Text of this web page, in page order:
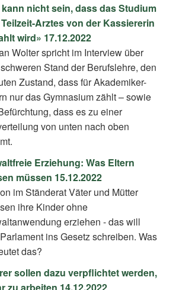
kann nicht sein, dass das Studium
Arztes von der Kassiererin
wird» 17.12.2022
Wolter spricht im Interview über
Stand der Berufslehre, den
Zustand, dass für Akademiker-
nur das Gymnasium zählt – sowie
dass es zu einer
von unten nach oben
Erziehung: Was Eltern
müssen 15.12.2022
im Ständerat Väter und Mütter
ihre Kinder ohne
erziehen - das will
ins Gesetz schreiben. Was
das?
sollen dazu verpflichtet werden,